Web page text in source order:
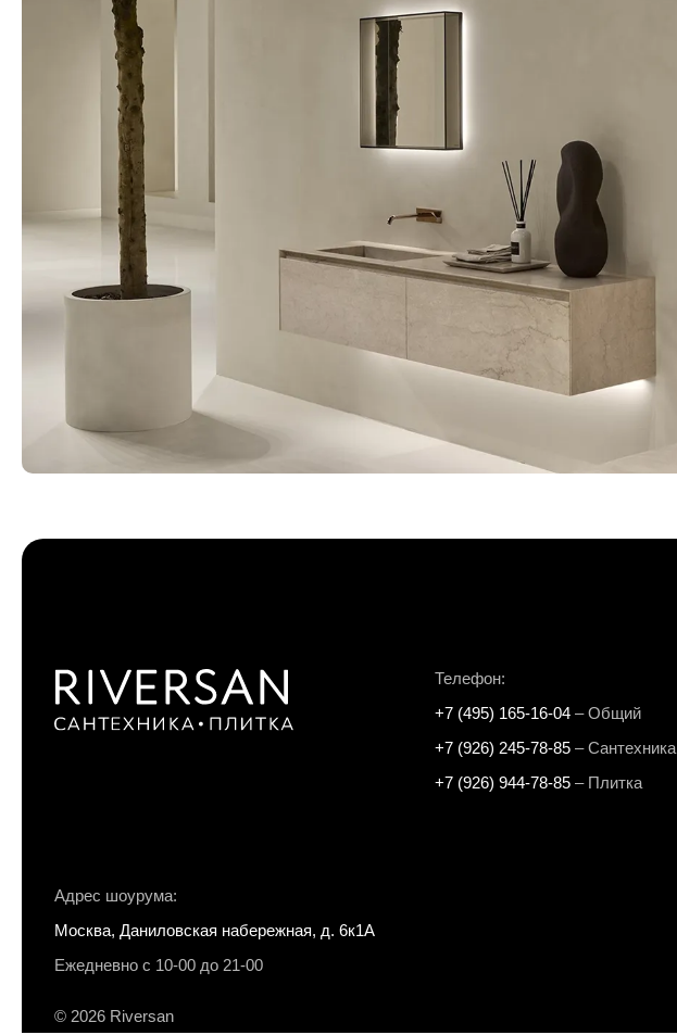
Адрес шоурума:
Москва, Даниловская набережная, д. 6к1А
Ежедневно с 10-00 до 21-00
© 2026 Riversan
Телефон:
+7 (495) 165-16-04– Общий
+7 (926) 245-78-85– Сантехника
+7 (926) 944-78-85– Плитка